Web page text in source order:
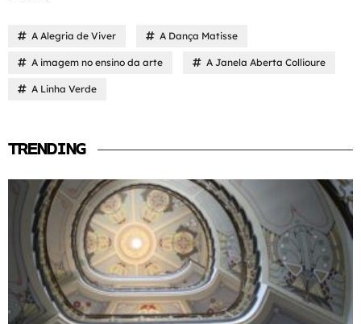
A Alegria de Viver A Dança Matisse
A imagem no ensino da arte A Janela Aberta Collioure
A Linha Verde
TRENDING